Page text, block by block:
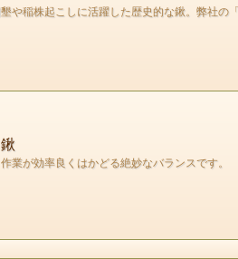
や稲株起こしに活躍した歴史的な鍬。弊社の
業が効率良くはかどる絶妙なバランスです。